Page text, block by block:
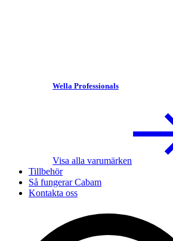
Wella Professionals
Visa alla varumärken
Tillbehör
Så fungerar Cabam
Kontakta oss